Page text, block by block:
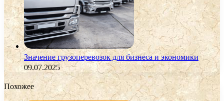
Значение грузоперевозок для бизнеса и экономики
09.07.2025
Похожее